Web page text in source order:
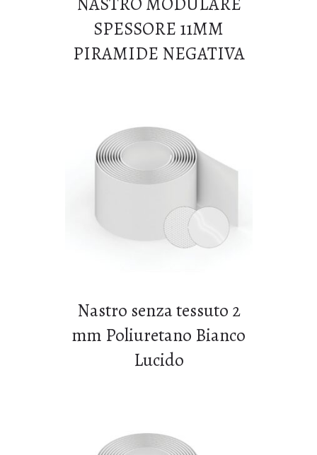
SPESSORE 11MM
PIRAMIDE NEGATIVA
Nastro senza tessuto 2
mm Poliuretano Bianco
Lucido